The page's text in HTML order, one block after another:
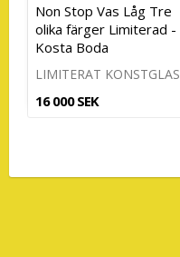
Non Stop Vas Låg Tre
olika färger Limiterad -
Kosta Boda
LIMITERAT KONSTGLAS
16 000 SEK